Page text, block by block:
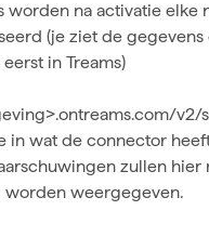
worden na activatie elke
(je ziet de
in Treams)
in wat de connector
zullen
worden weergegeven.